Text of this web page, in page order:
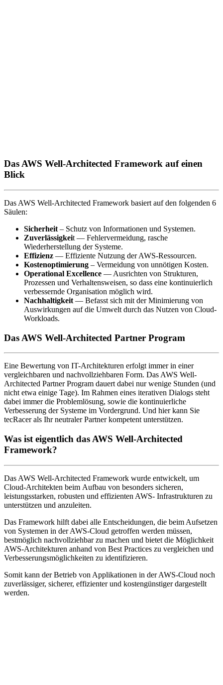
Das AWS Well-Architected Framework auf einen
Blick
Das AWS Well-Architected Framework basiert auf den folgenden 6
Säulen:
Sicherheit – Schutz von Informationen und Systemen.
Zuverlässigkeit — Fehlervermeidung, rasche
Wiederherstellung der Systeme.
Effizienz — Effiziente Nutzung der AWS-Ressourcen.
Kostenoptimierung – Vermeidung von unnötigen Kosten.
Operational Excellence — Ausrichten von Strukturen,
Prozessen und Verhaltensweisen, so dass eine kontinuierlich
verbessernde Organisation möglich wird.
Nachhaltigkeit — Befasst sich mit der Minimierung von
Auswirkungen auf die Umwelt durch das Nutzen von Cloud-
Workloads.
Das AWS Well-Architected Partner Program
Eine Bewertung von IT-Architekturen erfolgt immer in einer
vergleichbaren und nachvollziehbaren Form. Das AWS Well-
Architected Partner Program dauert dabei nur wenige Stunden (und
nicht etwa einige Tage). Im Rahmen eines iterativen Dialogs steht
dabei immer die Problemlösung, sowie die kontinuierliche
Verbesserung der Systeme im Vordergrund. Und hier kann Sie
tecRacer als Ihr neutraler Partner kompetent unterstützen.
Was ist eigentlich das AWS Well-Architected
Framework?
Das AWS Well-Architected Framework wurde entwickelt, um
Cloud-Architekten beim Aufbau von besonders sicheren,
leistungsstarken, robusten und effizienten AWS- Infrastrukturen zu
unterstützen und anzuleiten.
Das Framework hilft dabei alle Entscheidungen, die beim Aufsetzen
von Systemen in der AWS-Cloud getroffen werden müssen,
bestmöglich nachvollziehbar zu machen und bietet die Möglichkeit
AWS-Architekturen anhand von Best Practices zu vergleichen und
Verbesserungsmöglichkeiten zu identifizieren.
Somit kann der Betrieb von Applikationen in der AWS-Cloud noch
zuverlässiger, sicherer, effizienter und kostengünstiger dargestellt
werden.